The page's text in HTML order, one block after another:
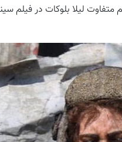
لیلا بلوکات در فیلم